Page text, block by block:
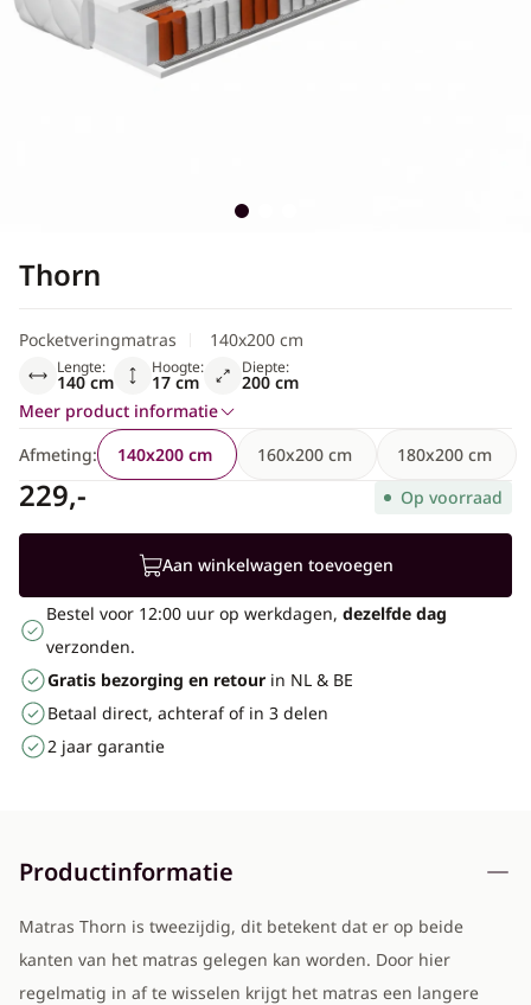
Scandinavisch
Thorn
Pocketveringmatras 140x200 cm
Lengte:
140 cm
Hoogte:
17 cm
Diepte:
200 cm
Meer product informatie
Afmeting:
140x200 cm 160x200 cm 180x200 cm
229,- Op voorraad
Aan winkelwagen toevoegen
Bestel voor 12:00 uur op werkdagen, dezelfde dag
verzonden.
Gratis bezorging en retour in NL & BE
Betaal direct, achteraf of in 3 delen
2 jaar garantie
Productinformatie
Matras Thorn is tweezijdig, dit betekent dat er op beide
kanten van het matras gelegen kan worden. Door hier
regelmatig in af te wisselen krijgt het matras een langere